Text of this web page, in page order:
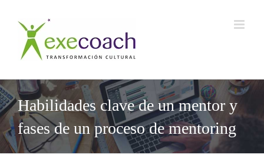
contenido
Habilidades clave de un mentor y
fases de un proceso de mentoring